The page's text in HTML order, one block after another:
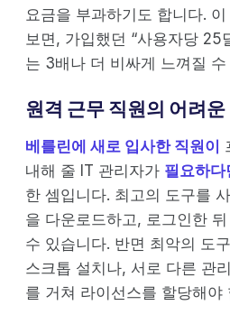
요금을 부과하기도 합니다.
보면, 가입했던 “사용자당 25
는 3배나 더 비싸게 느껴질 수
원격 근무 직원의 어려운
베를린에 새로 입사한 직원이
내해 줄 IT 관리자가 필요하다
한 셈입니다. 최고의 도구를
을 다운로드하고, 로그인한
수 있습니다. 반면 최악의 도
스크톱 설치나, 서로 다른 관
를 거쳐 라이선스를 할당해야